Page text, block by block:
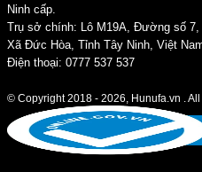
Ninh cấp.
Trụ sở chính: Lô M19A, Đường số
Xã Đức Hòa, Tỉnh Tây Ninh, Việt
Điện thoại: 0777 537 537
© Copyright 2018 - 2026, Hunufa.vn .